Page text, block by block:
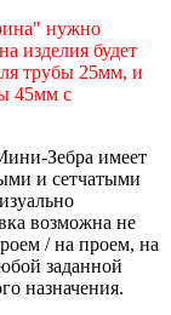
нужно
изделия будет
трубы 25мм, и
45мм с
Зебра имеет
и сетчатыми
возможна не
/ на проем, на
заданной
назначения.